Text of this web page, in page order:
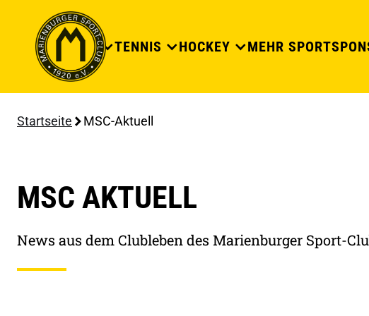
DER CLUB TENNIS HOCKEY MEHR SPORT
Startseite MSC-Aktuell
MSC AKTUELL
News aus dem Clubleben des Marienburger Sport-